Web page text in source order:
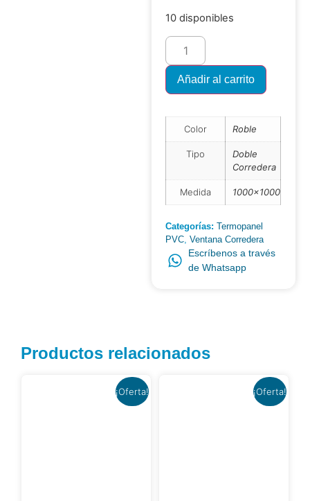
10 disponibles
Añadir al carrito
Color Roble
Tipo
Doble
Corredera
Medida 1000×1000
Categorías: Termopanel
PVC ,Ventana Corredera
Escríbenos a través
de Whatsapp
Productos relacionados
¡Oferta! ¡Oferta!